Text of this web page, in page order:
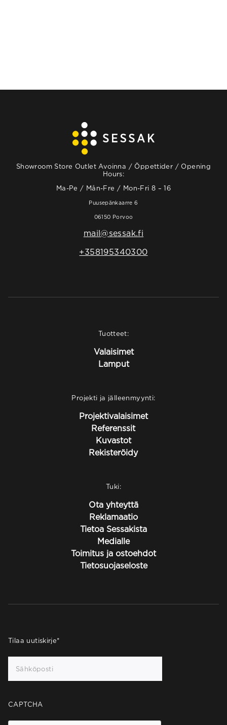
Showroom Store Outlet Avoinna / Öppettider / Opening
Hours:
Ma-Pe / Mån-Fre / Mon-Fri 8 – 16
Puusepänkaarre 6
06150 Porvoo
mail@sessak.fi
+358195340300
Tuotteet:
Valaisimet
Lamput
Projekti ja jälleenmyynti:
Projektivalaisimet
Referenssit
Kuvastot
Rekisteröidy
Tuki:
Ota yhteyttä
Reklamaatio
Tietoa Sessakista
Medialle
Toimitus ja ostoehdot
Tietosuojaseloste
Tilaa uutiskirje*
CAPTCHA